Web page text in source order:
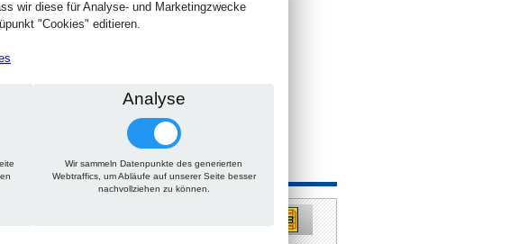
Stck.
Artikel passt auch
wir diese für Analyse- und Marketingzwecke
"Cookies" editieren.
Analyse
Wir sammeln Datenpunkte des generierten
Webtraffics, um Abläufe auf unserer Seite besser
nachvollziehen zu können.